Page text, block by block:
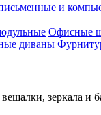
и
Офисные
диваны
зеркала и